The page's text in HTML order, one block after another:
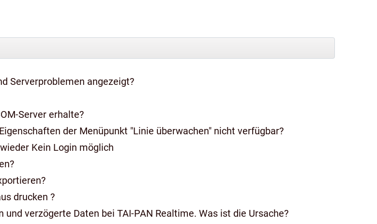
Serverproblemen angezeigt?
Server erhalte?
der Menüpunkt "Linie überwachen" nicht verfügbar?
Kein Login möglich
drucken ?
verzögerte Daten bei TAI-PAN Realtime. Was ist die Ursache?